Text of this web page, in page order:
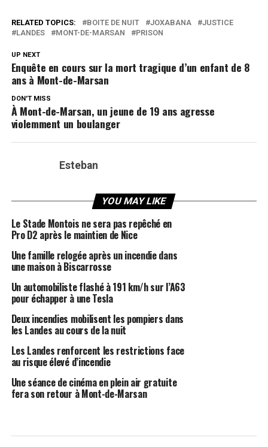
RELATED TOPICS: BOITE DE NUIT JOXABANA
JUSTICE
LANDES
MONT-DE-MARSAN PRISON
UP NEXT
Enquête en cours sur la mort tragique d’un enfant de 8
ans à Mont-de-Marsan
DON'T MISS
À Mont-de-Marsan, un jeune de 19 ans agresse
violemment un boulanger
Esteban
YOU MAY LIKE
Le Stade Montois ne sera pas repêché en
Pro D2 après le maintien de Nice
Une famille relogée après un incendie dans
une maison à Biscarrosse
Un automobiliste flashé à 191 km/h sur l’A63
pour échapper à une Tesla
Deux incendies mobilisent les pompiers dans
les Landes au cours de la nuit
Les Landes renforcent les restrictions face
au risque élevé d’incendie
Une séance de cinéma en plein air gratuite
fera son retour à Mont-de-Marsan